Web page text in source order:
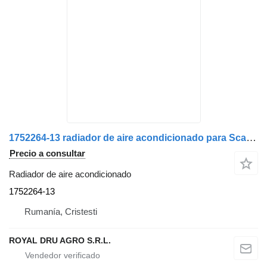
1752264-13 radiador de aire acondicionado para Scania camión
Precio a consultar
Radiador de aire acondicionado
1752264-13
Rumanía, Cristesti
ROYAL DRU AGRO S.R.L.